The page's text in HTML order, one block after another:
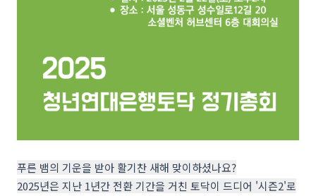
푸른 뱀의 기운을 받아 활기찬 새해 맞이하셨나요?
2025년은 지난 1년간 전환 기간을 거친 토닥이 드디어 '시즌2'로